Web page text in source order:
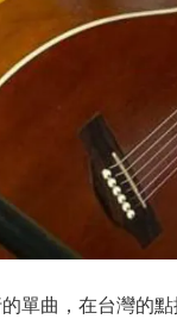
單曲，在台灣的